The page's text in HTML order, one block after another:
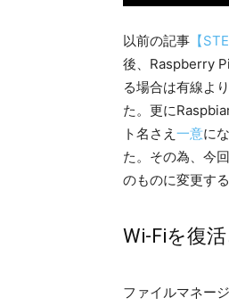
以前の記事 【
後、Raspberry
る場合は有線よ
た。更に
ト名さえ 一意に
た。その為、今
のものに変更す
Wi-Fiを復
ファイルマネー